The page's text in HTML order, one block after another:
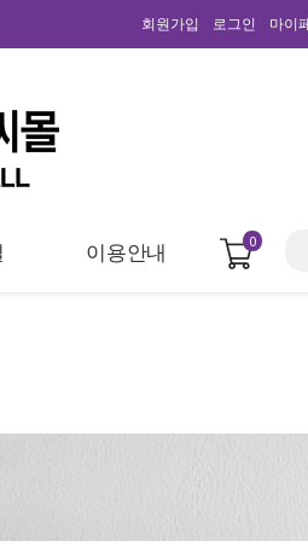
회원가입 로그인 마이
이용안내 0